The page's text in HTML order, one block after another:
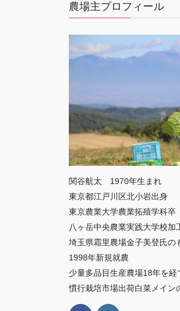
農場主プロフィール
関谷航太 1970年生まれ
東京都江戸川区北小岩出身
東京農業大学農業拓殖学科卒
八ヶ岳中央農業実践大学校加
埼玉県霜里農場金子美登氏の
1998年新規就農
少量多品目生産農場18年を経
慣行栽培市場出荷白菜メイ